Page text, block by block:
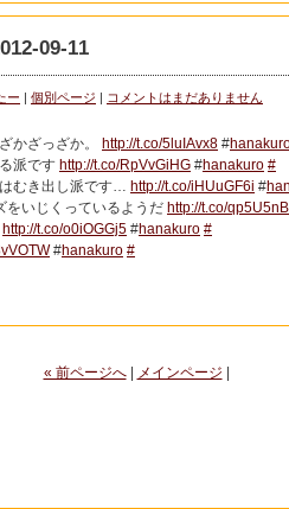
09-11
ー | 個別ページ | コメントはまだありません
かざっざか。 http://t.co/5luIAvx8 #
派です http://t.co/RpVvGiHG #hanakuro #
むき出し派です… http://t.co/iHUuGF6i #
をいじくっているようだ http://t.co/
http://t.co/o0iOGGj5 #hanakuro #
#hanakuro #
« 前ページへ| メインページ